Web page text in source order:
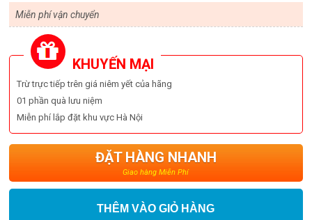
Miễn phí vận chuyển
KHUYẾN MẠI
Trừ trực tiếp trên giá niêm yết của hãng
01 phần quà lưu niệm
Miễn phí lắp đặt khu vực Hà Nội
ĐẶT HÀNG NHANH
Giao hàng Miễn Phí
THÊM VÀO GIỎ HÀNG